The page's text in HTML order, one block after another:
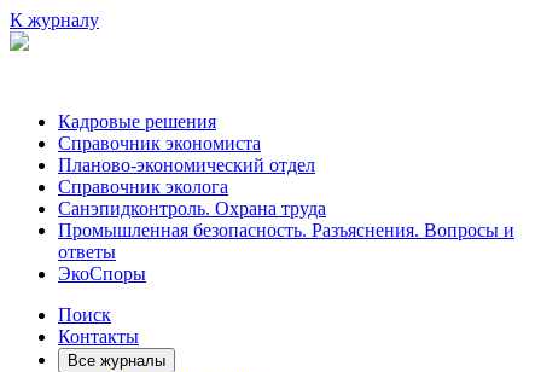
К журналу
Кадровые решения
Справочник экономиста
Планово-экономический отдел
Справочник эколога
Санэпидконтроль. Охрана труда
Промышленная безопасность. Разъяснения. Вопросы и
ответы
ЭкоСпоры
Поиск
Контакты
Все журналы